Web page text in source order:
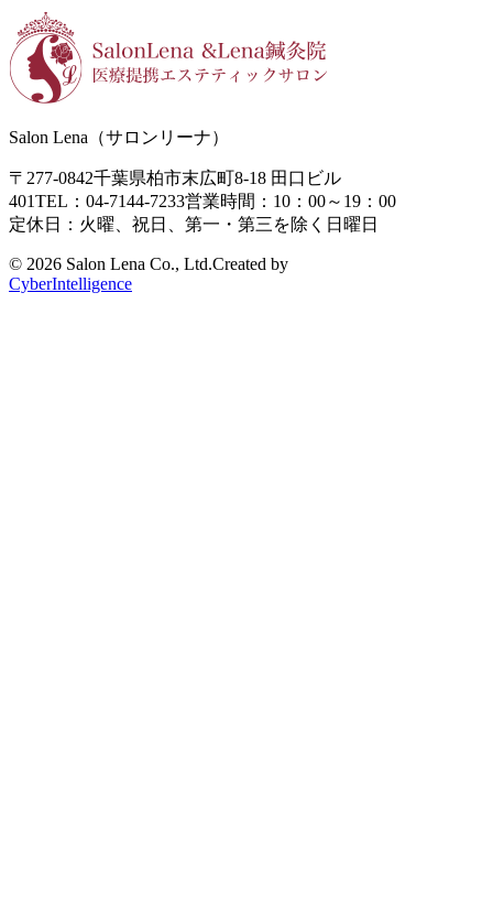
Salon Lena（サロンリーナ）
〒277-0842千葉県柏市末広町8-18 田口ビル
401TEL：04-7144-7233営業時間：10：00～19：00
定休日：火曜、祝日、第一・第三を除く日曜日
© 2026 Salon Lena Co., Ltd.Created by
CyberIntelligence